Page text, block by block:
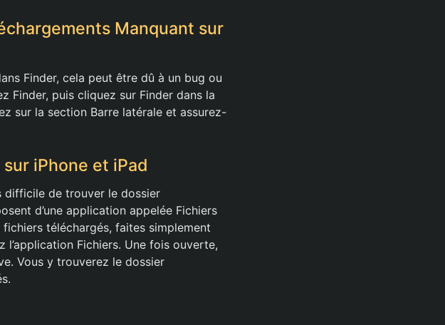
Manquant sur
Finder, cela peut être dû à un bug ou
Finder, puis cliquez sur Finder dans la
sur la section Barre latérale et assurez-
iPhone et iPad
difficile de trouver le dossier
d’une application appelée Fichiers
téléchargés, faites simplement
l’application Fichiers. Une fois ouverte,
Vous y trouverez le dossier